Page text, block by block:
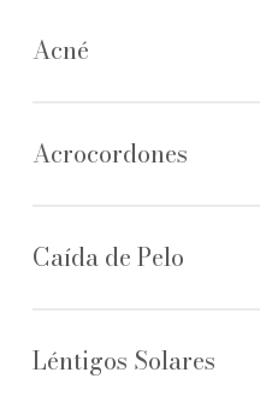
Acné
Acrocordones
Caída de Pelo
Léntigos Solares